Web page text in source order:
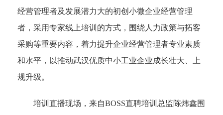
经营管理者及发展潜力大的初创小微企业经营管理
者，采用专家线上培训的方式，围绕人力政策与拓客
采购等重要内容，着力提升企业经营管理者专业素质
和水平，以推动武汉优质中小工业企业成长壮大、上
规升级。
培训直播现场，来自BOSS直聘培训总监陈炜鑫围